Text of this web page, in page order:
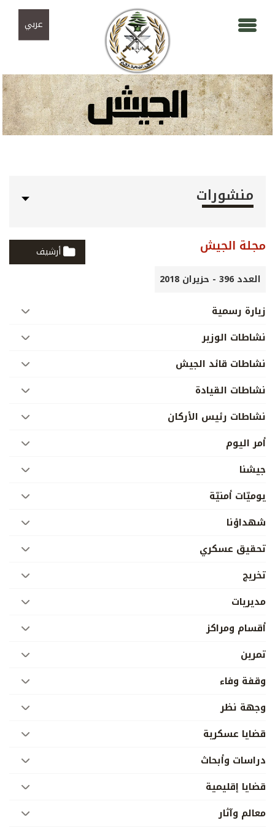
عربي
منشورات
مجلة الجيش
أرشيف
العدد 396 - حزيران 2018
زيارة رسمية
نشاطات الوزير
نشاطات قائد الجيش
نشاطات القيادة
نشاطات رئيس الأركان
أمر اليوم
جيشنا
يوميّات أمنيّة
شهداؤنا
تحقيق عسكري
تخريج
مديريات
أقسام ومراكز
تمرين
وقفة وفاء
وجهة نظر
قضايا عسكرية
دراسات وأبحاث
قضايا إقليمية
معالم وآثار